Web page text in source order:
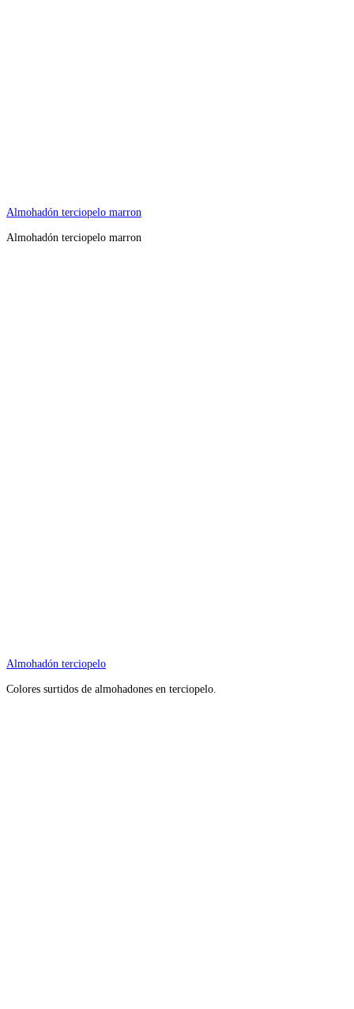
Almohadón terciopelo marron
Almohadón terciopelo marron
Almohadón terciopelo
Colores surtidos de almohadones en terciopelo.